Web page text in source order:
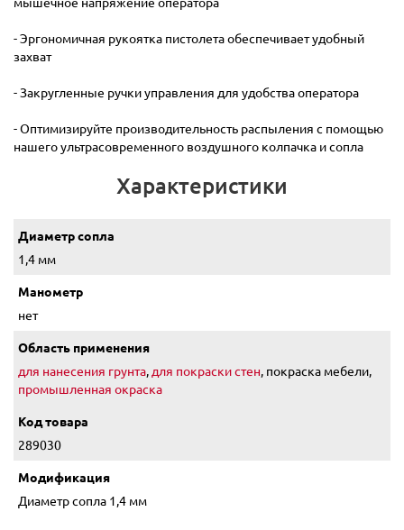
- Эргономичная рукоятка пистолета обеспечивает удобный
захват
- Закругленные ручки управления для удобства оператора
- Оптимизируйте производительность распыления с помощью
нашего ультрасовременного воздушного колпачка и сопла
Характеристики
Диаметр сопла
1,4 мм
Манометр
нет
Область применения
для нанесения грунта, для покраски стен, покраска мебели,
промышленная окраска
Код товара
289030
Модификация
Диаметр сопла 1,4 мм